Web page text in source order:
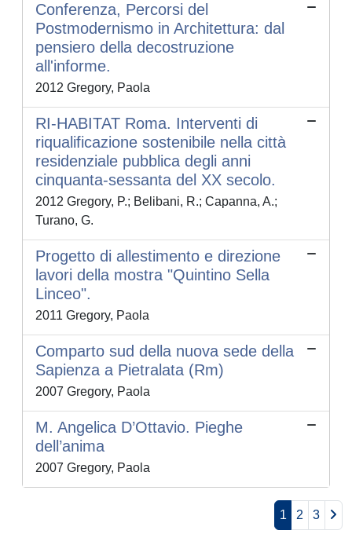
Conferenza, Percorsi del
Postmodernismo in Architettura: dal
pensiero della decostruzione
all'informe.
2012 Gregory, Paola
RI-HABITAT Roma. Interventi di
riqualificazione sostenibile nella città
residenziale pubblica degli anni
cinquanta-sessanta del XX secolo.
2012 Gregory, P.; Belibani, R.; Capanna, A.;
Turano, G.
Progetto di allestimento e direzione
lavori della mostra "Quintino Sella
Linceo".
2011 Gregory, Paola
Comparto sud della nuova sede della
Sapienza a Pietralata (Rm)
2007 Gregory, Paola
M. Angelica D’Ottavio. Pieghe
dell’anima
2007 Gregory, Paola
1 2 3